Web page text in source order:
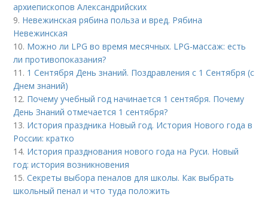
архиепископов Александрийских
9. Невежинская рябина польза и вред. Рябина
Невежинская
10. Можно ли LPG во время месячных. LPG-массаж: есть
ли противопоказания?
11. 1 Сентября День знаний. Поздравления с 1 Сентября (с
Днем знаний)
12. Почему учебный год начинается 1 сентября. Почему
День Знаний отмечается 1 сентября?
13. История праздника Новый год. История Нового года в
России: кратко
14. История празднования нового года на Руси. Новый
год: история возникновения
15.Секреты выбора пеналов для школы. Как выбрать
школьный пенал и что туда положить